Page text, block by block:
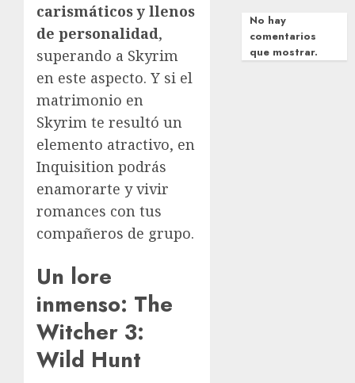
carismáticos y llenos
de personalidad,
superando a Skyrim
en este aspecto. Y si el
matrimonio en
Skyrim te resultó un
elemento atractivo, en
Inquisition podrás
enamorarte y vivir
romances con tus
compañeros de grupo.
Un lore
inmenso: The
Witcher 3:
Wild Hunt
No hay
comentarios
que mostrar.